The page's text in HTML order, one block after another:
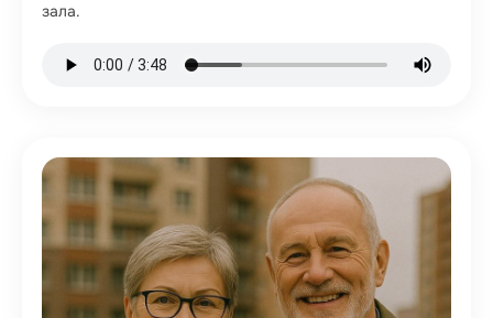
зала.